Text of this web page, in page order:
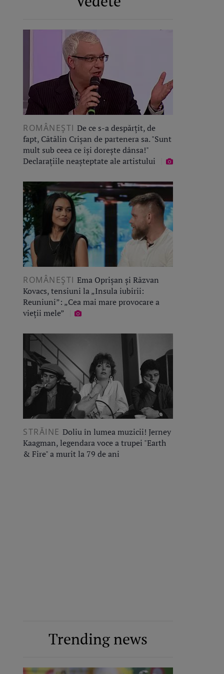
ROMÂNEŞTI De ce s-a despărțit, de
fapt, Cătălin Crișan de partenera sa. "Sunt
mult sub ceea ce își dorește dânsa!"
Declarațiile neașteptate ale artistului
ROMÂNEŞTI Ema Oprișan și Răzvan
Kovacs, tensiuni la „Insula iubirii:
Reuniuni”: „Cea mai mare provocare a
vieții mele”
STRĂINE Doliu în lumea muzicii! Jerney
Kaagman, legendara voce a trupei "Earth
& Fire" a murit la 79 de ani
Trending news